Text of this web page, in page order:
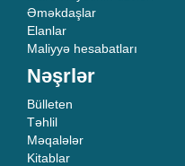
Əməkdaşlar
Elanlar
Maliyyə hesabatları
Nəşrlər
Bülleten
Təhlil
Məqalələr
Kitablar